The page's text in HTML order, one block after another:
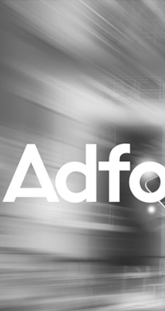
Influencer marketing
Interne communicatie